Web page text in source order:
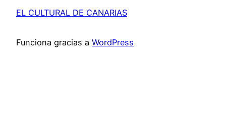
EL CULTURAL DE CANARIAS
Funciona gracias a WordPress